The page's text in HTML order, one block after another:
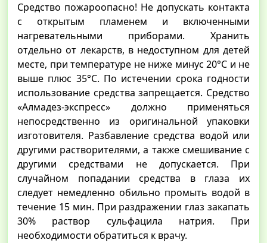
Средство пожароопасно! Не допускать контакта
с открытым пламенем и включенными
нагревательными приборами. Хранить
отдельно от лекарств, в недоступном для детей
месте, при температуре не ниже минус 20°С и не
выше плюс 35°С. По истечении срока годности
использование средства запрещается. Средство
«Алмадез-экспресс» должно применяться
непосредственно из оригинальной упаковки
изготовителя. Разбавление средства водой или
другими растворителями, а также смешивание с
другими средствами не допускается. При
случайном попадании средства в глаза их
следует немедленно обильно промыть водой в
течение 15 мин. При раздражении глаз закапать
30% раствор сульфацила натрия. При
необходимости обратиться к врачу.